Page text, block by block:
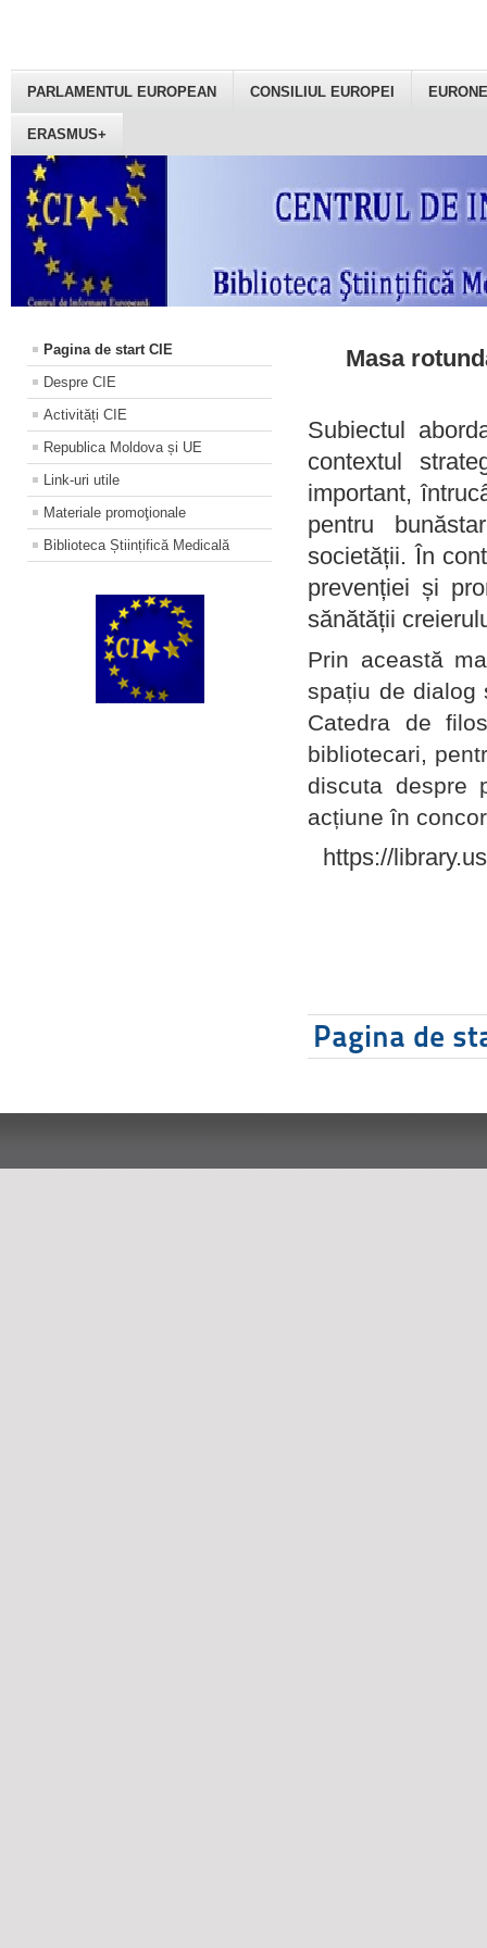
PARLAMENTUL EUROPEAN CONSILIUL EUROPEI
ERASMUS+
Pagina de start CIE
Despre CIE
Activități CIE
Republica Moldova și UE
Link-uri utile
Materiale promoţionale
Biblioteca Științifică Medicală
Masa
Subiectul
contextul
important,
pentru
societății. În
prevenției și
sănătății
Prin această
spațiu de dialog
Catedra de
bibliotecari,
discuta despre
acțiune în
https://
Pagina de